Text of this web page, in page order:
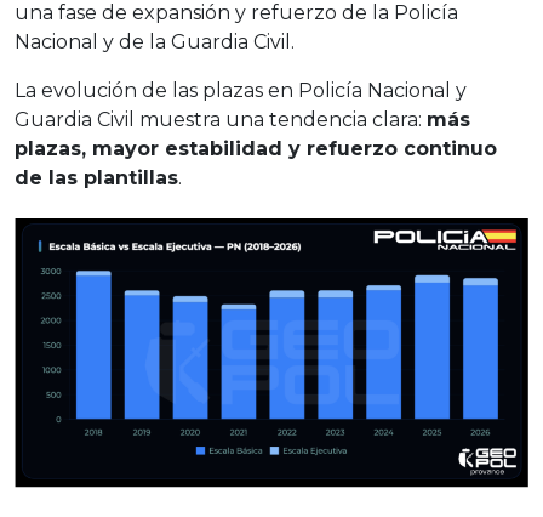
una fase de expansión y refuerzo de la Policía
Nacional y de la Guardia Civil.
La evolución de las plazas en Policía Nacional y
Guardia Civil muestra una tendencia clara: más
plazas, mayor estabilidad y refuerzo continuo
de las plantillas.